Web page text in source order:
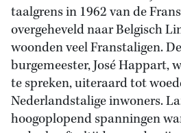
taalgrens in 1962 van de
overgeheveld naar Belgisch
woonden veel Franstaligen.
burgemeester, José Happart,
te spreken, uiteraard tot
Nederlandstalige inwoners.
hoogoplopend spanningen